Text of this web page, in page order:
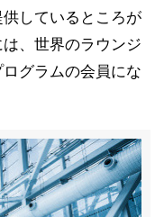
しているところが
、世界のラウンジ
グラムの会員にな